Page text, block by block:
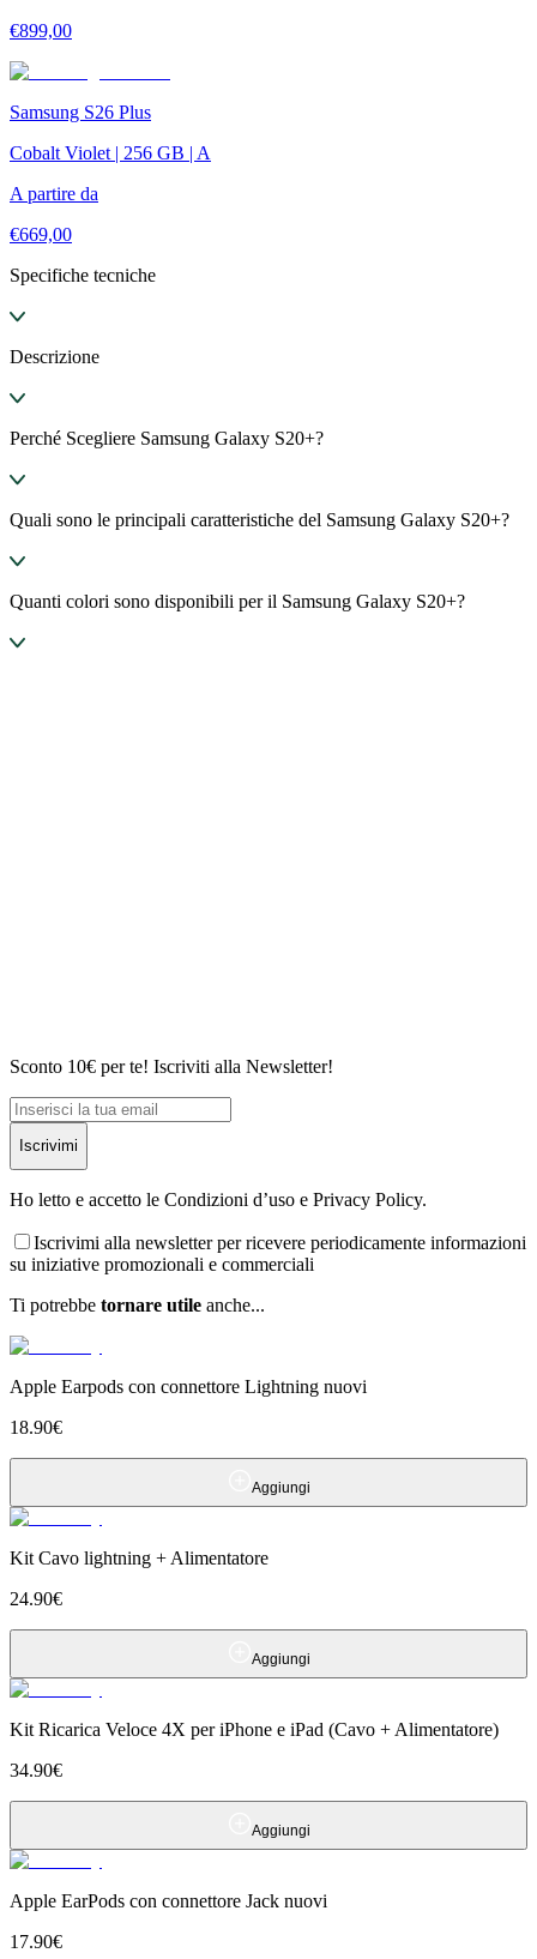
€899,00
Samsung S26 Plus
Cobalt Violet | 256 GB | A
A partire da
€669,00
Specifiche tecniche
Descrizione
Perché Scegliere Samsung Galaxy S20+?
Quali sono le principali caratteristiche del Samsung Galaxy S20+?
Quanti colori sono disponibili per il Samsung Galaxy S20+?
Sconto 10€ per te! Iscriviti alla Newsletter!
Iscrivimi
Ho letto e accetto le Condizioni d’uso e Privacy Policy.
Iscrivimi alla newsletter per ricevere periodicamente informazioni
su iniziative promozionali e commerciali
Ti potrebbe tornare utile anche...
Apple Earpods con connettore Lightning nuovi
18.90€
Aggiungi
Kit Cavo lightning + Alimentatore
24.90€
Aggiungi
Kit Ricarica Veloce 4X per iPhone e iPad (Cavo + Alimentatore)
34.90€
Aggiungi
Apple EarPods con connettore Jack nuovi
17.90€